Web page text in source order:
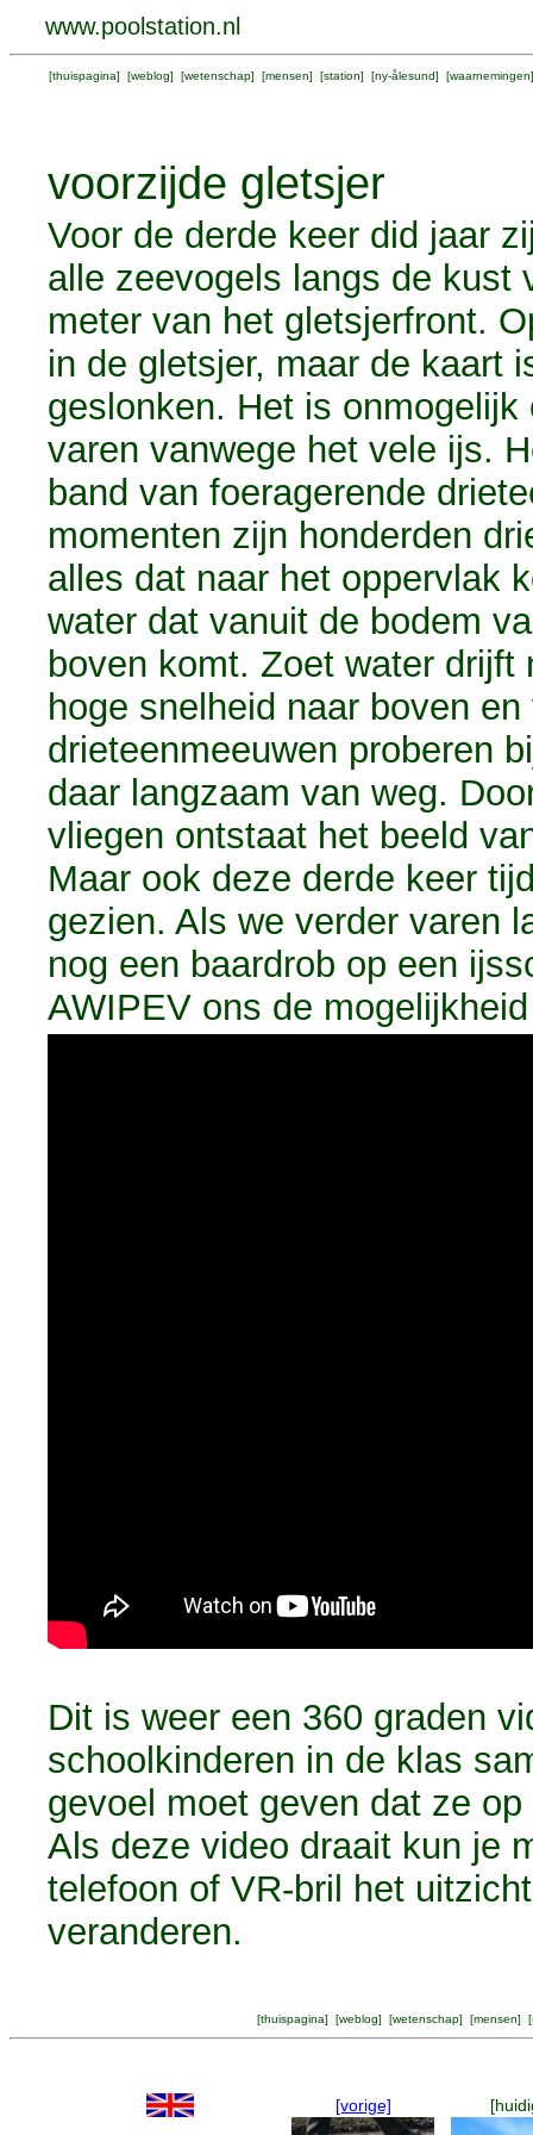
www.poolstation.nl
[thuispagina] [weblog] [wetenschap] [mensen] [station] [ny-ålesund] [waarnemingen
voorzijde gletsjer
Voor de derde keer did jaar
alle zeevogels langs de kust
meter van het gletsjerfront.
in de gletsjer, maar de kaart
geslonken. Het is
varen vanwege het vele ijs.
band van foeragerende
momenten zijn honderden
alles dat naar het oppervlak
water dat vanuit de bodem
boven komt. Zoet water
hoge snelheid naar boven
drieteenmeeuwen proberen
daar langzaam van weg.
vliegen ontstaat het beeld
Maar ook deze derde keer
gezien. Als we verder varen
nog een baardrob op een
AWIPEV ons de
Dit is weer een 360 graden
schoolkinderen in de klas
gevoel moet geven dat ze
Als deze video draait kun je
telefoon of VR-bril het
veranderen.
[thuispagina] [weblog] [wetenschap] [mensen] [
[vorige]